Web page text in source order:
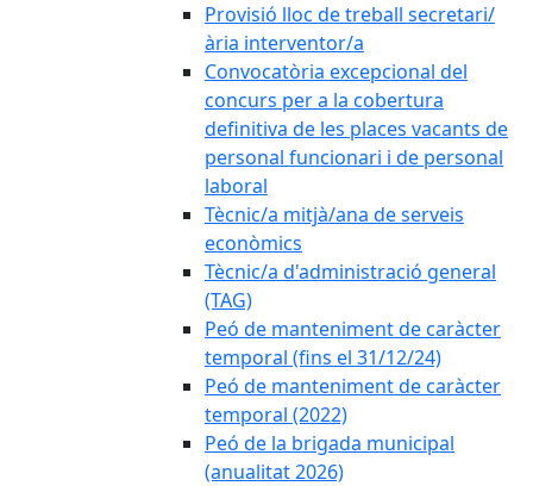
Provisió lloc de treball secretari/
ària interventor/a
Convocatòria excepcional del
concurs per a la cobertura
definitiva de les places vacants de
personal funcionari i de personal
laboral
Tècnic/a mitjà/ana de serveis
econòmics
Tècnic/a d'administració general
(TAG)
Peó de manteniment de caràcter
temporal (fins el 31/12/24)
Peó de manteniment de caràcter
temporal (2022)
Peó de la brigada municipal
(anualitat 2026)